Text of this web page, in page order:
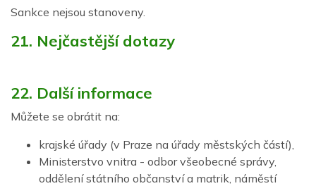
Sankce nejsou stanoveny.
21. Nejčastější dotazy
22. Další informace
Můžete se obrátit na:
krajské úřady (v Praze na úřady městských částí),
Ministerstvo vnitra - odbor všeobecné správy,
oddělení státního občanství a matrik, náměstí